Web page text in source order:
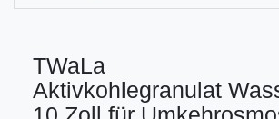
TWaLa
Aktivkohlegranulat